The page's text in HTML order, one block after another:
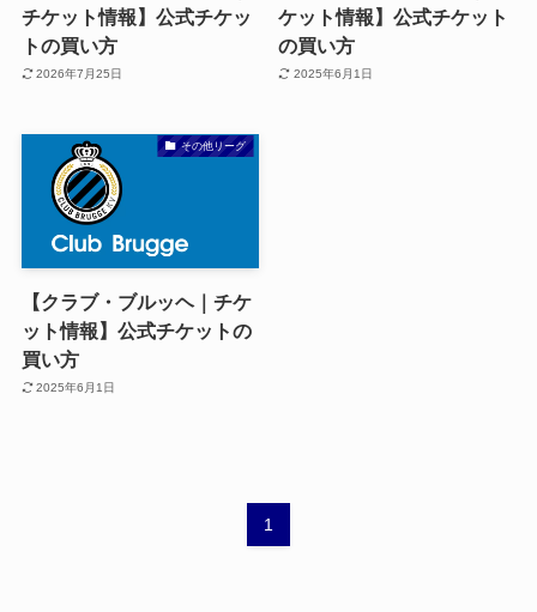
チケット情報】公式チケッ
トの買い方
2026年7月25日
ケット情報】公式チケット
の買い方
2025年6月1日
その他リーグ
【クラブ・ブルッヘ｜チケ
ット情報】公式チケットの
買い方
2025年6月1日
1